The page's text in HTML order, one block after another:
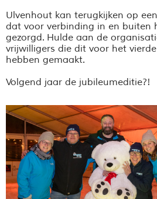
Ulvenhout kan terugkijken op
dat voor verbinding in en buiten
gezorgd. Hulde aan de
vrijwilligers die dit voor het
hebben gemaakt.
Volgend jaar de jubileumeditie?!